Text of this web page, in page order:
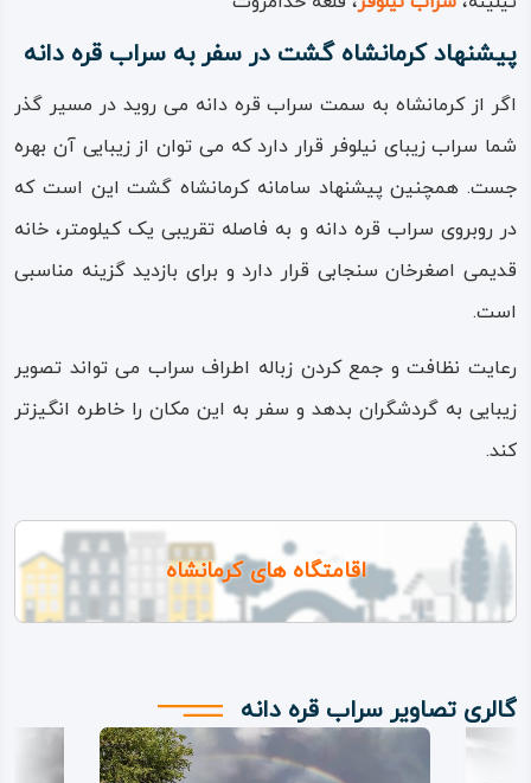
پیشنهاد کرمانشاه گشت در سفر به سراب قره دانه
اگر از کرمانشاه به سمت سراب قره دانه می روید در مسیر گذر
شما سراب زیبای نیلوفر قرار دارد که می توان از زیبایی آن بهره
جست. همچنین پیشنهاد سامانه کرمانشاه گشت این است که
در روبروی سراب قره دانه و به فاصله تقریبی یک کیلومتر، خانه
قدیمی اصغرخان سنجابی قرار دارد و برای بازدید گزینه مناسبی
است.
رعایت نظافت و جمع کردن زباله اطراف سراب می تواند تصویر
زیبایی به گردشگران بدهد و سفر به این مکان را خاطره انگیزتر
کند.
اقامتگاه های کرمانشاه
گالری تصاویر سراب قره دانه